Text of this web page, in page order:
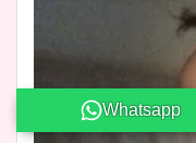
Whatsapp